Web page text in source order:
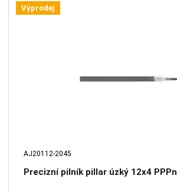
Výprodej
AJ20112-2045
Precizní pilník pillar úzký 12x4